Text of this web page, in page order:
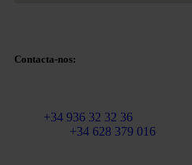
Contacta-nos:
+34 936 32 32 36
+34 628 379 016